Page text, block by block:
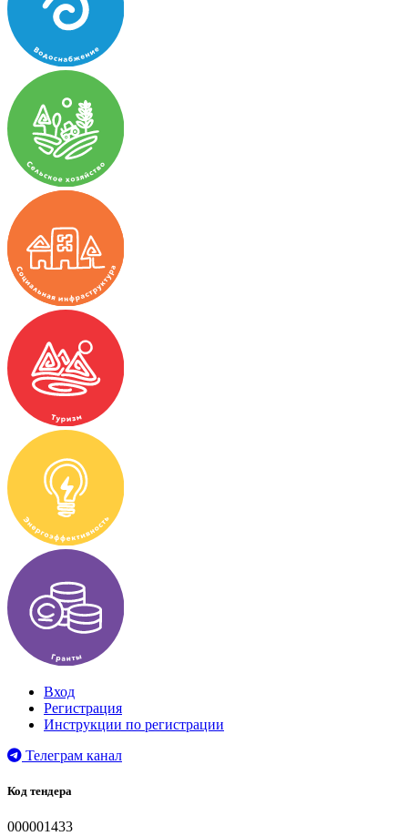
Вход
Регистрация
Инструкции по регистрации
Телеграм канал
Код тендера
000001433